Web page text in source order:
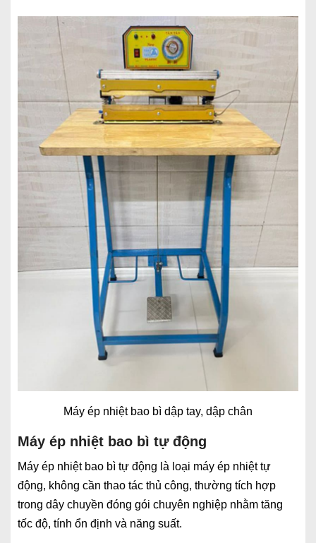
Máy ép nhiệt bao bì dập tay, dập chân
Máy ép nhiệt bao bì tự động
Máy ép nhiệt bao bì tự động là loại máy ép nhiệt tự
động, không cần thao tác thủ công, thường tích hợp
trong dây chuyền đóng gói chuyên nghiệp nhằm tăng
tốc độ, tính ổn định và năng suất.